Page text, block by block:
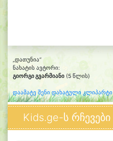
„დათუნია“
ნახატის ავტორი:
გიორგი გვარმიანი (5 წლის)
დაამატე შენი დახატული კლიპარტი
Kids.ge-ს რჩევები